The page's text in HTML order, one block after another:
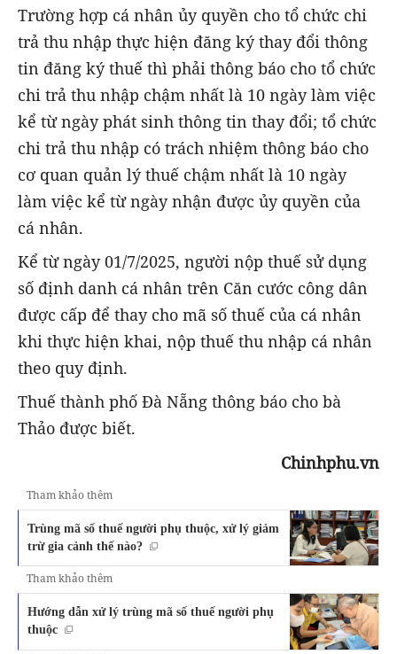
Trường hợp cá nhân ủy quyền cho tổ chức chi
trả thu nhập thực hiện đăng ký thay đổi thông
tin đăng ký thuế thì phải thông báo cho tổ chức
chi trả thu nhập chậm nhất là 10 ngày làm việc
kể từ ngày phát sinh thông tin thay đổi; tổ chức
chi trả thu nhập có trách nhiệm thông báo cho
cơ quan quản lý thuế chậm nhất là 10 ngày
làm việc kể từ ngày nhận được ủy quyền của
cá nhân.
Kể từ ngày 01/7/2025, người nộp thuế sử dụng
số định danh cá nhân trên Căn cước công dân
được cấp để thay cho mã số thuế của cá nhân
khi thực hiện khai, nộp thuế thu nhập cá nhân
theo quy định.
Thuế thành phố Đà Nẵng thông báo cho bà
Thảo được biết.
Chinhphu.vn
Tham khảo thêm
Trùng mã số thuế người phụ thuộc, xử lý giảm
trừ gia cảnh thế nào?
Tham khảo thêm
Hướng dẫn xử lý trùng mã số thuế người phụ
thuộc